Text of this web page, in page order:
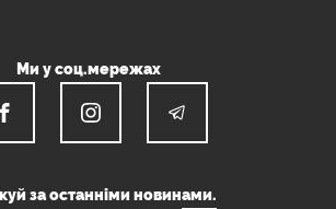
Ми у соц.мережах
за останніми новинами.